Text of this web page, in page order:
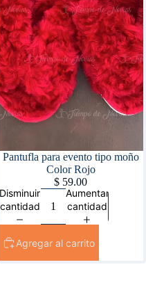
Pantufla para evento tipo moño
Color Rojo
$ 59.00
Disminuir
cantidad
Aumentar
cantidad
Agregar al carrito